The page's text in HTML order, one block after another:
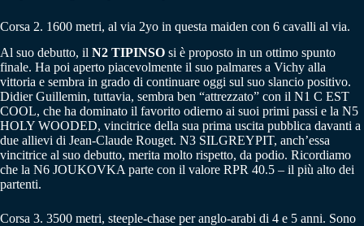
Corsa 2. 1600 metri, al via 2yo in questa maiden con 6 cavalli al via.
Al suo debutto, il N2 TIPINSO si è proposto in un ottimo spunto
finale. Ha poi aperto piacevolmente il suo palmares a Vichy alla
vittoria e sembra in grado di continuare oggi sul suo slancio positivo.
Didier Guillemin, tuttavia, sembra ben “attrezzato” con il N1 C EST
COOL, che ha dominato il favorito odierno ai suoi primi passi e la N5
HOLY WOODED, vincitrice della sua prima uscita pubblica davanti a
due allievi di Jean-Claude Rouget. N3 SILGREYPIT, anch’essa
vincitrice al suo debutto, merita molto rispetto, da podio. Ricordiamo
che la N6 JOUKOVKA parte con il valore RPR 40.5 – il più alto dei
partenti.
Corsa 3. 3500 metri, steeple-chase per anglo-arabi di 4 e 5 anni. Sono